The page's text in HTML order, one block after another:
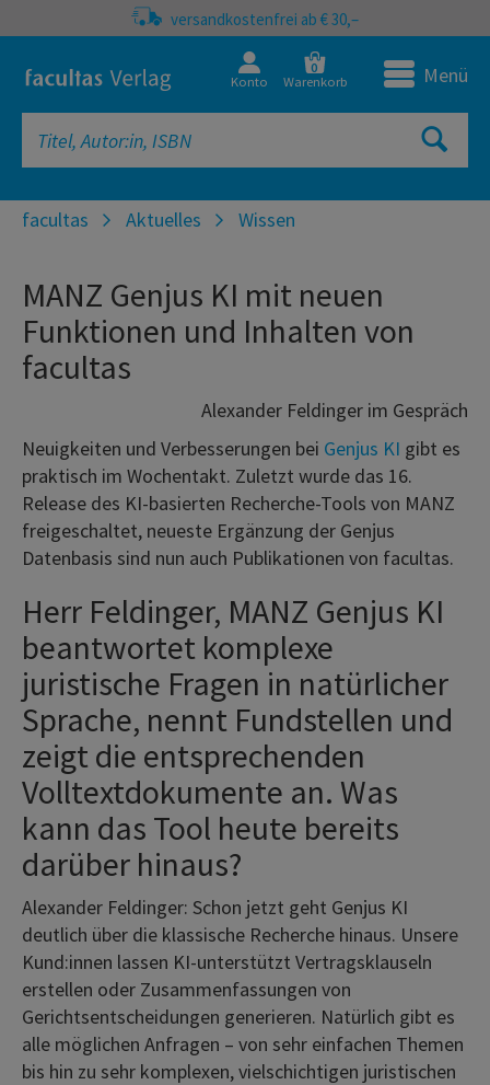
versandkostenfrei ab € 30,–
Konto
0
Warenkorb Menü
facultas Aktuelles Wissen
MANZ Genjus KI mit neuen
Funktionen und Inhalten von
facultas
Alexander Feldinger im Gespräch
Neuigkeiten und Verbesserungen bei Genjus KI gibt es
praktisch im Wochentakt. Zuletzt wurde das 16.
Release des KI-basierten Recherche-Tools von MANZ
freigeschaltet, neueste Ergänzung der Genjus
Datenbasis sind nun auch Publikationen von facultas.
Herr Feldinger, MANZ Genjus KI
beantwortet komplexe
juristische Fragen in natürlicher
Sprache, nennt Fundstellen und
zeigt die entsprechenden
Volltextdokumente an. Was
kann das Tool heute bereits
darüber hinaus?
Alexander Feldinger: Schon jetzt geht Genjus KI
deutlich über die klassische Recherche hinaus. Unsere
Kund:innen lassen KI-unterstützt Vertragsklauseln
erstellen oder Zusammenfassungen von
Gerichtsentscheidungen generieren. Natürlich gibt es
alle möglichen Anfragen – von sehr einfachen Themen
bis hin zu sehr komplexen, vielschichtigen juristischen